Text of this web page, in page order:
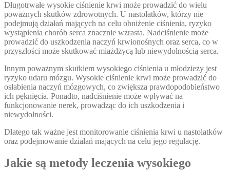
Długotrwałe wysokie ciśnienie krwi może prowadzić do wielu
poważnych skutków zdrowotnych. U nastolatków, którzy nie
podejmują działań mających na celu obniżenie ciśnienia, ryzyko
wystąpienia chorób serca znacznie wzrasta. Nadciśnienie może
prowadzić do uszkodzenia naczyń krwionośnych oraz serca, co w
przyszłości może skutkować miażdżycą lub niewydolnością serca.
Innym poważnym skutkiem wysokiego ciśnienia u młodzieży jest
ryzyko udaru mózgu. Wysokie ciśnienie krwi może prowadzić do
osłabienia naczyń mózgowych, co zwiększa prawdopodobieństwo
ich pęknięcia. Ponadto, nadciśnienie może wpływać na
funkcjonowanie nerek, prowadząc do ich uszkodzenia i
niewydolności.
Dlatego tak ważne jest monitorowanie ciśnienia krwi u nastolatków
oraz podejmowanie działań mających na celu jego regulację.
Jakie są metody leczenia wysokiego